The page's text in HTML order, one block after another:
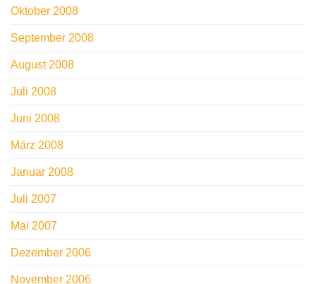
Oktober 2008
September 2008
August 2008
Juli 2008
Juni 2008
März 2008
Januar 2008
Juli 2007
Mai 2007
Dezember 2006
November 2006